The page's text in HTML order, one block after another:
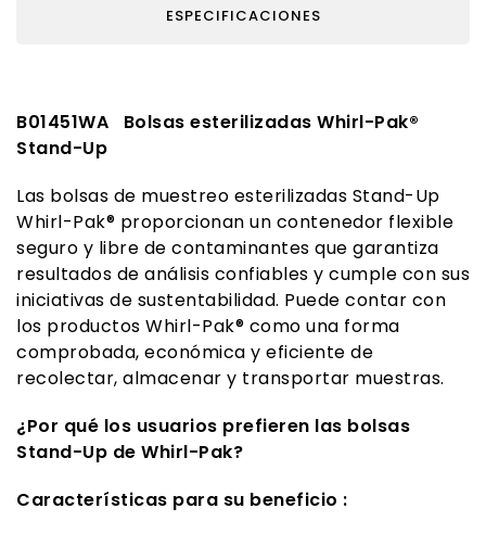
ESPECIFICACIONES
B01451WA Bolsas esterilizadas Whirl-Pak®
Stand-Up
Las bolsas de muestreo esterilizadas Stand-Up
Whirl-Pak® proporcionan un contenedor flexible
seguro y libre de contaminantes que garantiza
resultados de análisis confiables y cumple con sus
iniciativas de sustentabilidad. Puede contar con
los productos Whirl-Pak® como una forma
comprobada, económica y eficiente de
recolectar, almacenar y transportar muestras.
¿Por qué los usuarios prefieren las bolsas
Stand-Up de Whirl-Pak?
Características para su beneficio :